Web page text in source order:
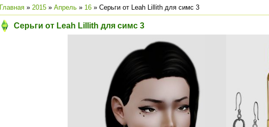
Главная » 2015 » Апрель » 16 » Серьги от Leah Lillith для симс 3
Серьги от Leah Lillith для симс 3